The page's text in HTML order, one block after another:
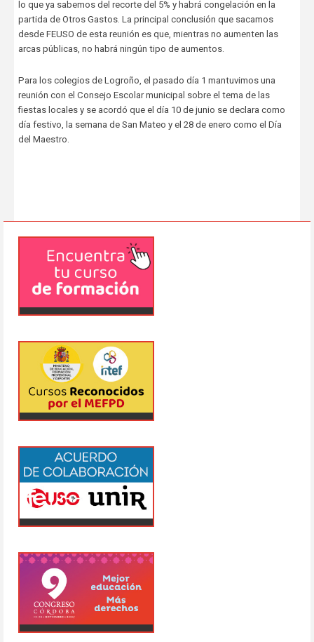
lo que ya sabemos del recorte del 5% y habrá congelación en la
partida de Otros Gastos. La principal conclusión que sacamos
desde FEUSO de esta reunión es que, mientras no aumenten las
arcas públicas, no habrá ningún tipo de aumentos.
Para los colegios de Logroño, el pasado día 1 mantuvimos una
reunión con el Consejo Escolar municipal sobre el tema de las
fiestas locales y se acordó que el día 10 de junio se declara como
día festivo, la semana de San Mateo y el 28 de enero como el Día
del Maestro.